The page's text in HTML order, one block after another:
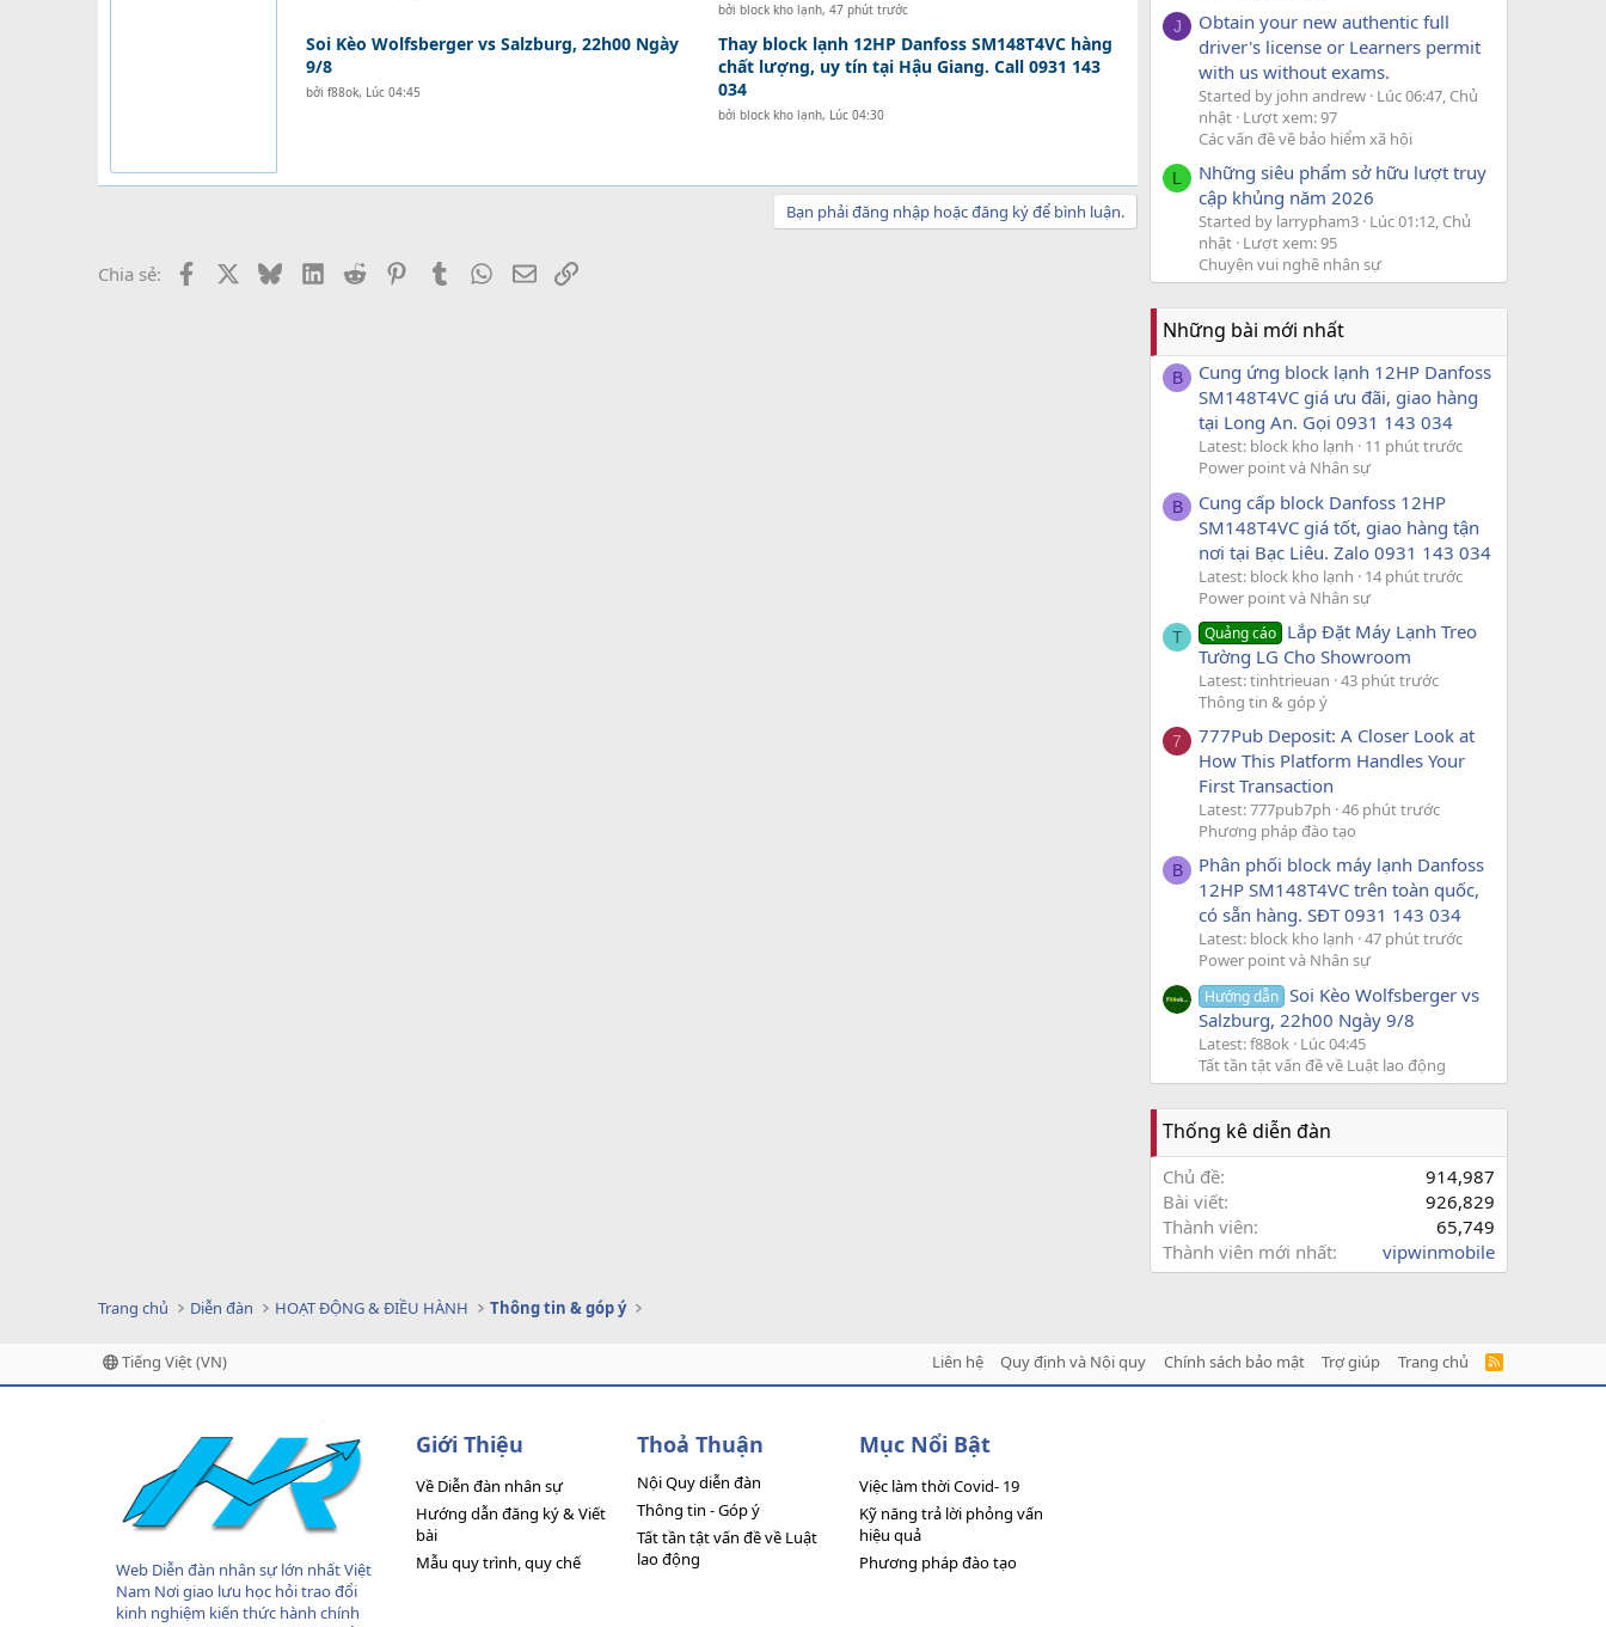
bởi block kho lạnh, 47 phút trước
Soi Kèo Wolfsberger vs Salzburg, 22h00 Ngày
9/8
bởi f88ok, Lúc 04:45
Thay block lạnh 12HP Danfoss SM148T4VC hàng
chất lượng, uy tín tại Hậu Giang. Call 0931 143
034
bởi block kho lạnh, Lúc 04:30
Bạn phải đăng nhập hoặc đăng ký để bình luận.
Chia sẻ: Facebook BlueskyLinkedIn
Reddit PinterestTumblr WhatsApp
EmailLink
J
Obtain your new authentic full
driver's license or Learners permit
with us without exams.
Started by john andrew Lúc 06:47, Chủ
nhật Lượt xem: 97
Các vấn đề về bảo hiểm xã hội
L
Những siêu phẩm sở hữu lượt truy
cập khủng năm 2026
Started by larrypham3 Lúc 01:12, Chủ
nhật Lượt xem: 95
Chuyện vui nghề nhân sự
Những bài mới nhất
B
Cung ứng block lạnh 12HP Danfoss
SM148T4VC giá ưu đãi, giao hàng
tại Long An. Gọi 0931 143 034
Latest: block kho lạnh
11 phút trước
Power point và Nhân sự
B
Cung cấp block Danfoss 12HP
SM148T4VC giá tốt, giao hàng tận
nơi tại Bạc Liêu. Zalo 0931 143 034
Latest: block kho lạnh
14 phút trước
Power point và Nhân sự
T Quảng cáo Lắp Đặt Máy Lạnh Treo
Tường LG Cho Showroom
Latest: tinhtrieuan 43 phút trước
Thông tin & góp ý
7
777Pub Deposit: A Closer Look at
How This Platform Handles Your
First Transaction
Latest: 777pub7ph 46 phút trước
Phương pháp đào tạo
B
Phân phối block máy lạnh Danfoss
12HP SM148T4VC trên toàn quốc,
có sẵn hàng. SĐT 0931 143 034
Latest: block kho lạnh 47 phút trước
Power point và Nhân sự
Hướng dẫn Soi Kèo Wolfsberger vs
Salzburg, 22h00 Ngày 9/8
Latest: f88ok Lúc 04:45
Tất tần tật vấn đề về Luật lao động
Thống kê diễn đàn
Chủ đề
914,987
Bài viết
926,829
Thành viên
65,749
Thành viên mới nhất
vipwinmobile
Trang chủ Diễn đàn HOẠT ĐỘNG & ĐIỀU HÀNH Thông tin & góp ý
Tiếng Việt (VN) Liên hệ Quy định và Nội quy Chính sách bảo mật Trợ giúp Trang chủ
R
Web Diễn đàn nhân sự lớn nhất Việt
Nam Nơi giao lưu học hỏi trao đổi
kinh nghiệm kiến thức hành chính
Giới Thiệu
Về Diễn đàn nhân sự
Hướng dẫn đăng ký & Viết
bài
Mẫu quy trình, quy chế
Thoả Thuận
Nội Quy diễn đàn
Thông tin - Góp ý
Tất tần tật vấn đề về Luật
lao động
Mục Nổi Bật
Việc làm thời Covid- 19
Kỹ năng trả lời phỏng vấn
hiệu quả
Phương pháp đào tạo